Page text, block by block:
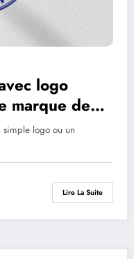
logo
marque de
logo ou un
Lire La Suite